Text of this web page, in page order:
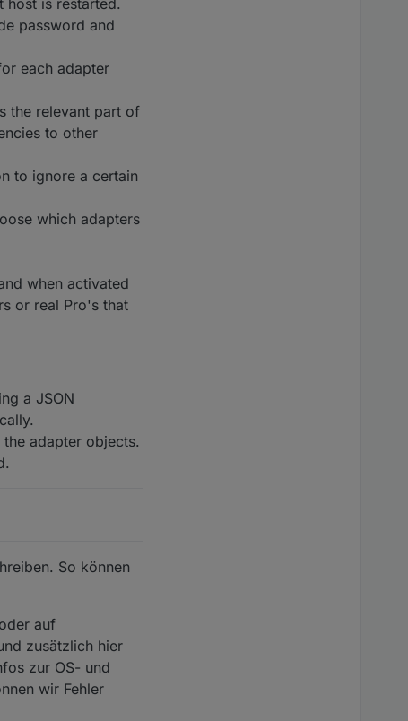
host is restarted.
password and
each adapter
the relevant part of
to other
to ignore a certain
which adapters
when activated
or real Pro's that
a JSON
adapter objects.
So können
auf
zusätzlich hier
zur OS- und
wir Fehler